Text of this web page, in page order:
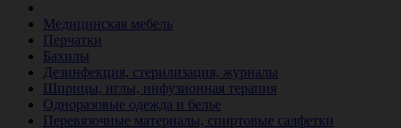
Медицинская мебель
Перчатки
Бахилы
Дезинфекция, стерилизация, журналы
Шприцы, иглы, инфузионная терапия
Одноразовые одежда и белье
Перевязочные материалы, спиртовые салфетки